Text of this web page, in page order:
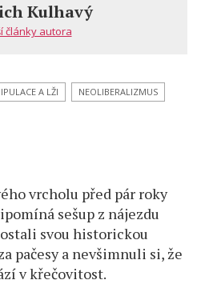
už
přes
Kulhavý
články autora
A LŽI
NEOLIBERALIZMUS
vrcholu před pár roky
sešup z nájezdu
svou historickou
pačesy a nevšimnuli si, že
v křečovitost.